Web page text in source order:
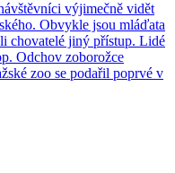
výjimečně vidět
Obvykle jsou mláďata
chovatelé jiný přístup. Lidé
Odchov zoborožce
zoo se podařil poprvé v